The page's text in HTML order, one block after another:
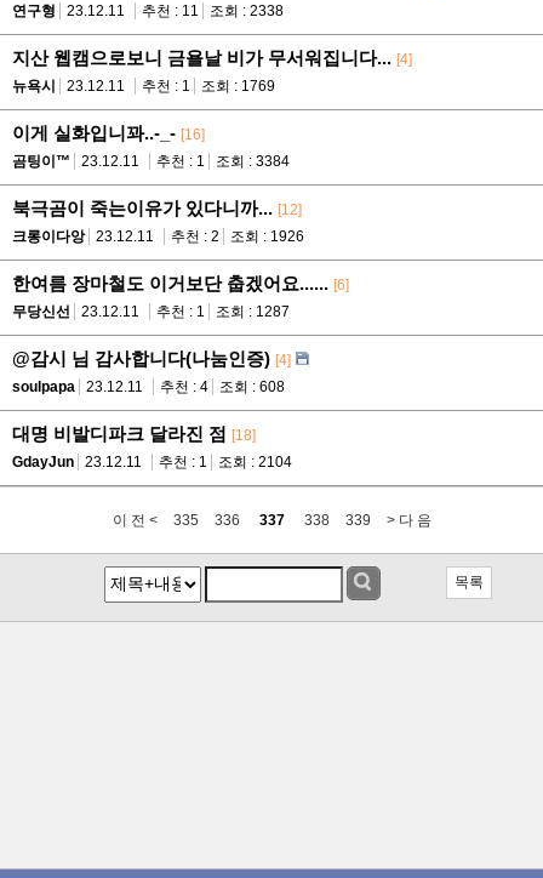
연구형
23.12.11 추천 : 11 조회 : 2338
지산 웹캠으로보니 금욜날 비가 무서워집니다... [4]
뉴욕시
23.12.11 추천 : 1 조회 : 1769
이게 실화입니꽈..-_- [16]
곰팅이™
23.12.11 추천 : 1 조회 : 3384
북극곰이 죽는이유가 있다니까... [12]
크롱이다앙
23.12.11 추천 : 2 조회 : 1926
한여름 장마철도 이거보단 춥겠어요...... [6]
무당신선
23.12.11 추천 : 1 조회 : 1287
@감시 님 감사합니다(나눔인증) [4]
soulpapa
23.12.11 추천 : 4 조회 : 608
대명 비발디파크 달라진 점 [18]
GdayJun
23.12.11 추천 : 1 조회 : 2104
이 전 < 335 336 337 338 339 > 다 음
목록